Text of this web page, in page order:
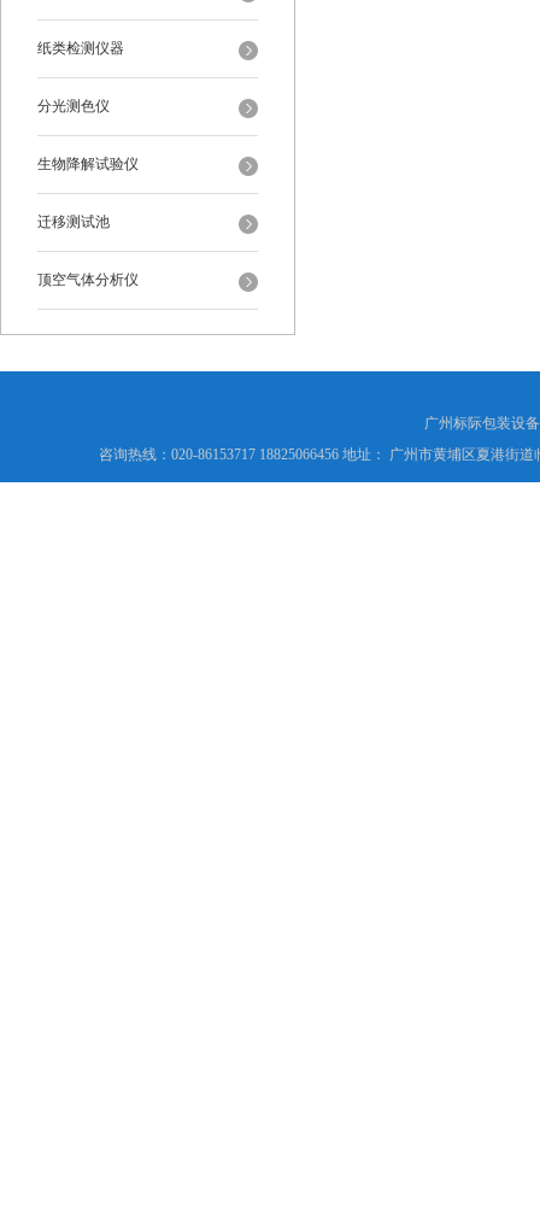
纸类检测仪器
分光测色仪
生物降解试验仪
迁移测试池
顶空气体分析仪
广州标际包装设
咨询热线：020-86153717 18825066456 地址： 广州市黄埔区夏港街